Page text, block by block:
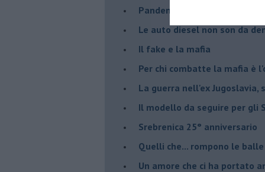
Pandemia e modello
Le auto diesel non son da
​Il fake e la mafia
Per chi combatte la mafia è
La guerra nell'ex Jugoslavia,
Il modello da seguire per gli
Srebrenica 25° anniversario
Quelli che... rompono le balle
Un amore che ci ha portato